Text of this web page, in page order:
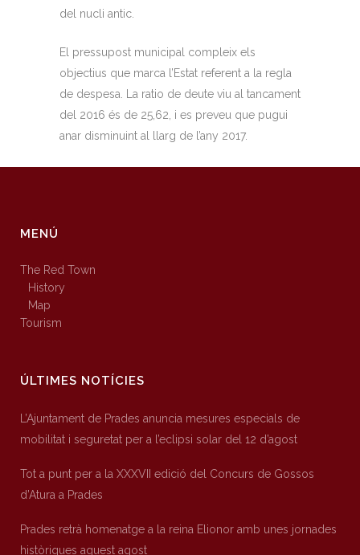
del nucli antic.
El pressupost municipal compleix els
objectius que marca l’Estat referent a la regla
de despesa. La ratio de deute viu al tancament
del 2016 és de 25,62, i es preveu que pugui
anar disminuint al llarg de l’any 2017.
MENÚ
The Red Town
History
Map
Tourism
ÚLTIMES NOTÍCIES
L’Ajuntament de Prades anuncia mesures especials de
mobilitat i seguretat per a l’eclipsi solar del 12 d’agost
Tot a punt per a la XXXVII edició del Concurs de Gossos
d’Atura a Prades
Prades retrà homenatge a la reina Elionor amb unes jornades
històriques aquest agost